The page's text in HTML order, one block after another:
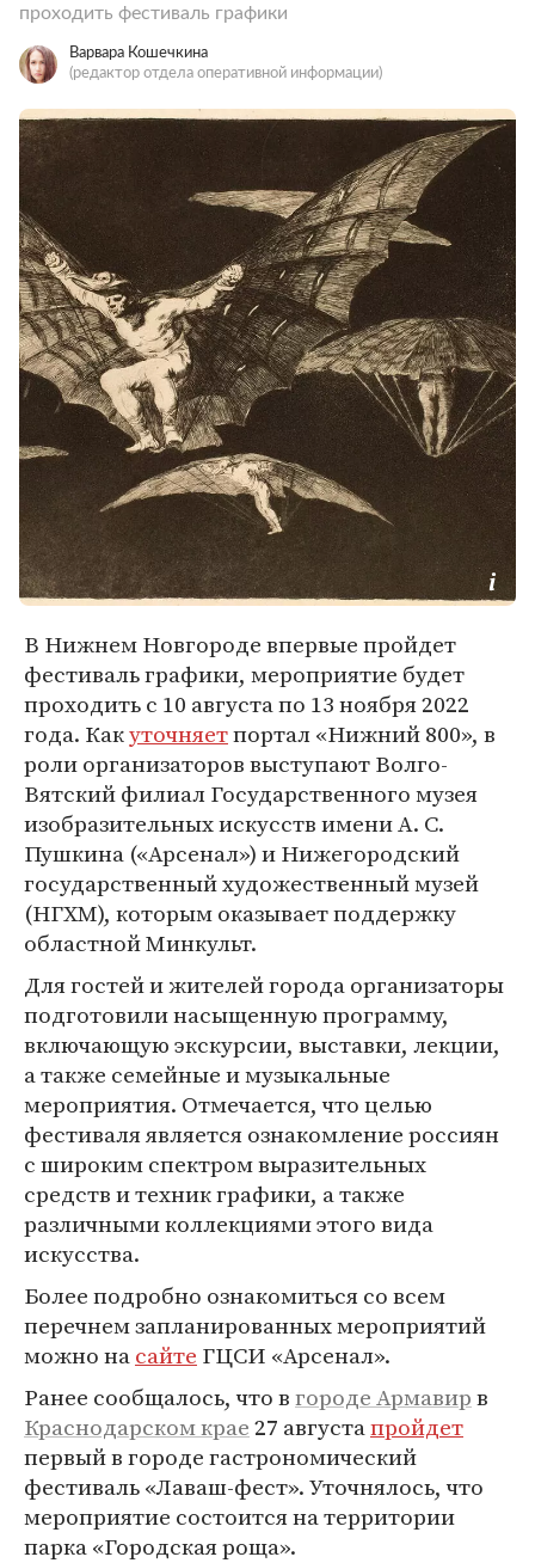
проходить фестиваль графики
Варвара Кошечкина
(редактор отдела оперативной информации)
В Нижнем Новгороде впервые пройдет
фестиваль графики, мероприятие будет
проходить с 10 августа по 13 ноября 2022
года. Какуточняетпортал «Нижний 800», в
роли организаторов выступают Волго-
Вятский филиал Государственного музея
изобразительных искусств имени А. С.
Пушкина («Арсенал») и Нижегородский
государственный художественный музей
(НГХМ), которым оказывает поддержку
областной Минкульт.
Для гостей и жителей города организаторы
подготовили насыщенную программу,
включающую экскурсии, выставки, лекции,
а также семейные и музыкальные
мероприятия. Отмечается, что целью
фестиваля является ознакомление россиян
с широким спектром выразительных
средств и техник графики, а также
различными коллекциями этого вида
искусства.
Более подробно ознакомиться со всем
перечнем запланированных мероприятий
можно насайте ГЦСИ «Арсенал».
Ранее сообщалось, что вгороде Армавирв
Краснодарском крае27 августапройдет
первый в городе гастрономический
фестиваль «Лаваш-фест». Уточнялось, что
мероприятие состоится на территории
парка «Городская роща».